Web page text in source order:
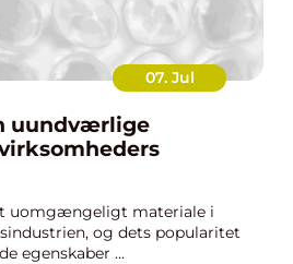
07. Jul
uundværlige
uomgængeligt materiale i
og dets popularitet
egenskaber ...